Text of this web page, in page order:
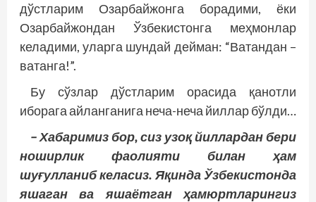
дўстларим Озарбайжонга борадими, ёки
Озарбайжондан Ўзбекистонга меҳмонлар
келадими, уларга шундай дейман: “Ватандан –
ватанга!”.
Бу сўзлар дўстларим орасида қанотли
иборага айланганига неча-неча йиллар бўлди…
– Хабаримиз бор, сиз узоқ йиллардан бери
ноширлик фаолияти билан ҳам
шуғулланиб келасиз. Яқинда Ўзбекистонда
яшаган ва яшаётган ҳам­юртларингиз